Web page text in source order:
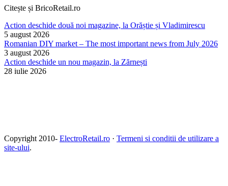
Citește și BricoRetail.ro
Action deschide două noi magazine, la Orăștie și Vladimirescu
5 august 2026
Romanian DIY market – The most important news from July 2026
3 august 2026
Action deschide un nou magazin, la Zărnești
28 iulie 2026
Copyright 2010- ElectroRetail.ro · Termeni si conditii de utilizare a
site-ului.